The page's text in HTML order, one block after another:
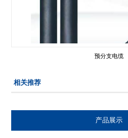
预分支电缆
相关推荐
产品展示